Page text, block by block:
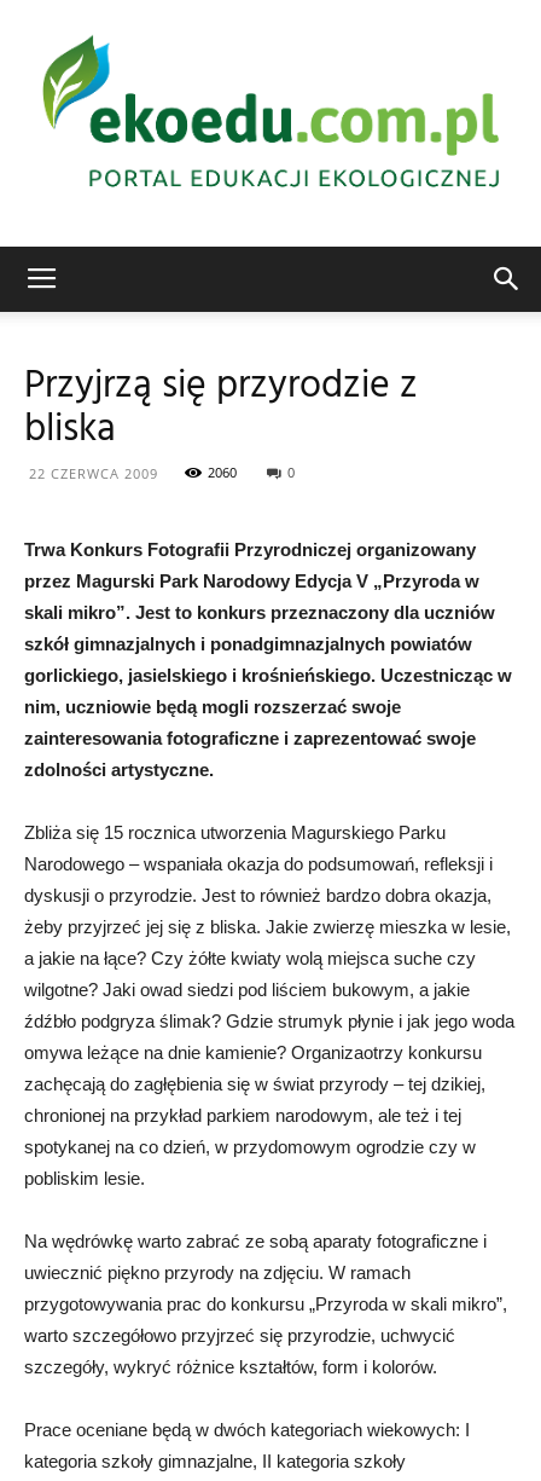
ekologiczna
Przyjrzą się przyrodzie z
bliska
22 CZERWCA 2009 2060 0
Trwa Konkurs Fotografii Przyrodniczej organizowany
przez Magurski Park Narodowy Edycja V „Przyroda w
skali mikro”. Jest to konkurs przeznaczony dla uczniów
szkół gimnazjalnych i ponadgimnazjalnych powiatów
gorlickiego, jasielskiego i krośnieńskiego. Uczestnicząc w
nim, uczniowie będą mogli rozszerzać swoje
zainteresowania fotograficzne i zaprezentować swoje
zdolności artystyczne.
Zbliża się 15 rocznica utworzenia Magurskiego Parku
Narodowego – wspaniała okazja do podsumowań, refleksji i
dyskusji o przyrodzie. Jest to również bardzo dobra okazja,
żeby przyjrzeć jej się z bliska. Jakie zwierzę mieszka w lesie,
a jakie na łące? Czy żółte kwiaty wolą miejsca suche czy
wilgotne? Jaki owad siedzi pod liściem bukowym, a jakie
źdźbło podgryza ślimak? Gdzie strumyk płynie i jak jego woda
omywa leżące na dnie kamienie? Organizaotrzy konkursu
zachęcają do zagłębienia się w świat przyrody – tej dzikiej,
chronionej na przykład parkiem narodowym, ale też i tej
spotykanej na co dzień, w przydomowym ogrodzie czy w
pobliskim lesie.
Na wędrówkę warto zabrać ze sobą aparaty fotograficzne i
uwiecznić piękno przyrody na zdjęciu. W ramach
przygotowywania prac do konkursu „Przyroda w skali mikro”,
warto szczegółowo przyjrzeć się przyrodzie, uchwycić
szczegóły, wykryć różnice kształtów, form i kolorów.
Prace oceniane będą w dwóch kategoriach wiekowych: I
kategoria szkoły gimnazjalne, II kategoria szkoły